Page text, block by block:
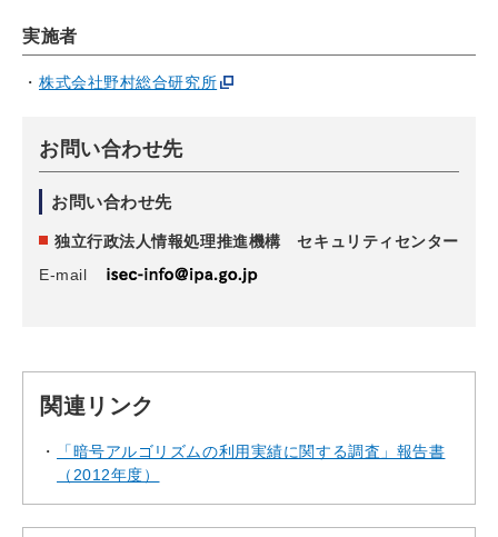
実施者
株式会社野村総合研究所
お問い合わせ先
お問い合わせ先
独立行政法人情報処理推進機構 セキュリティセンター
E-mail
関連リンク
「暗号アルゴリズムの利用実績に関する調査」報告書
（2012年度）